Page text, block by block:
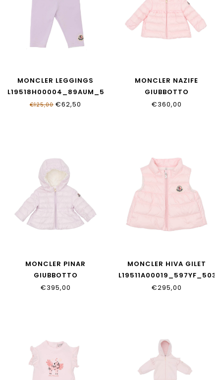
MONCLER LEGGINGS
L19518H00004_89AUM_509
€125,00 €62,50
MONCLER NAZIFE
GIUBBOTTO
L19511A00008_597YF_503
€360,00
MONCLER PINAR
GIUBBOTTO
L19511A00009_597Z8_509
€395,00
MONCLER HIVA GILET
L19511A00019_597YF_503
€295,00